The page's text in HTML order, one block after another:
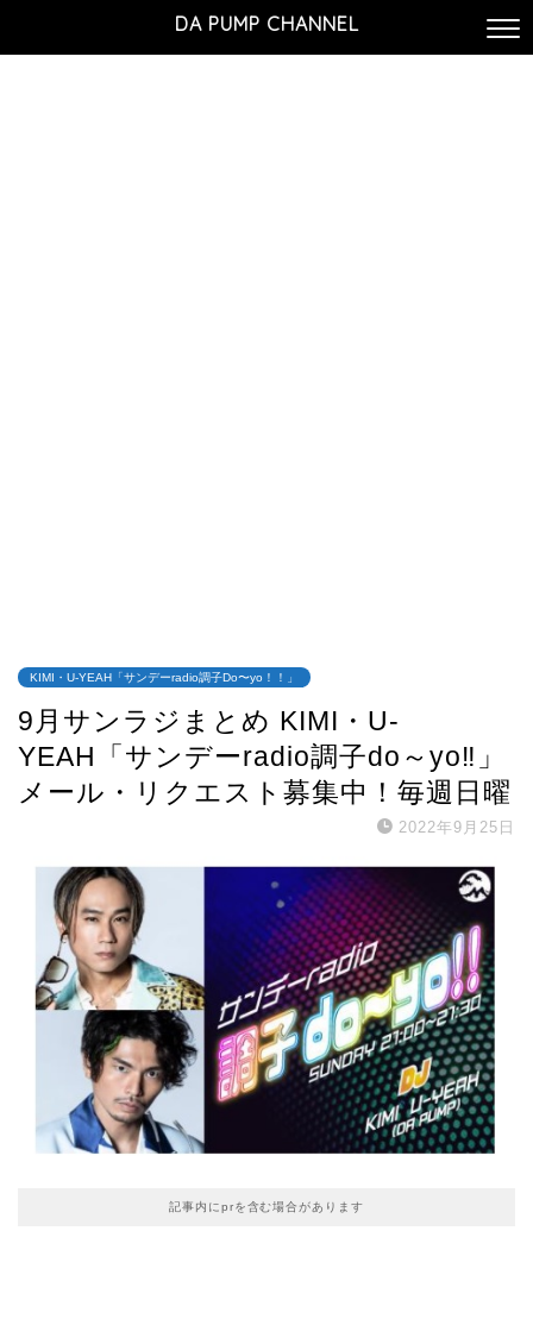
DA PUMP CHANNEL
KIMI・U-YEAH「サンデーradio調子Do〜yo！！」
9月サンラジまとめ KIMI・U-
YEAH「サンデーradio調子do～yo‼」
メール・リクエスト募集中！毎週日曜
2022年9月25日
記事内にprを含む場合があります